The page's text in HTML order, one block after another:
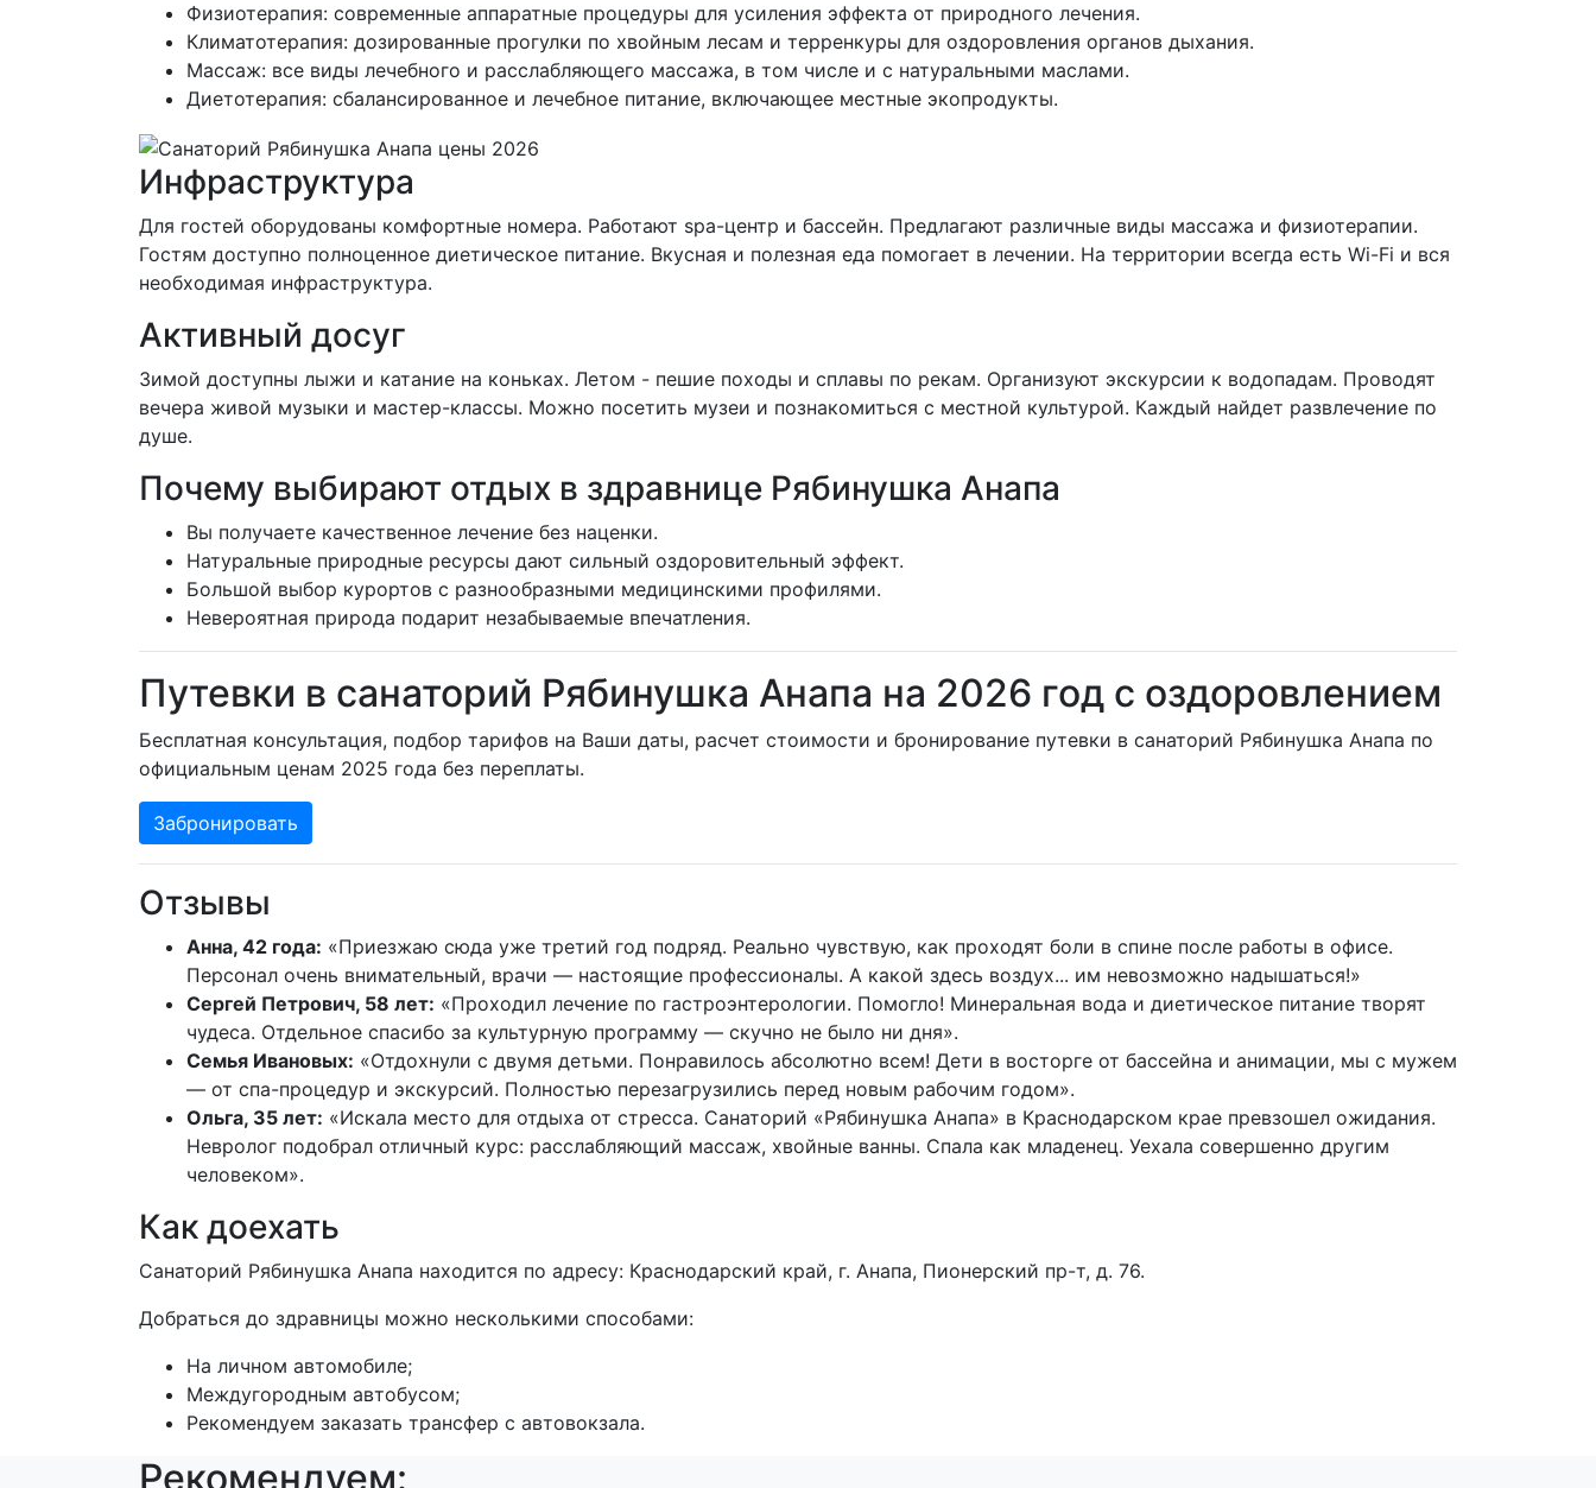
Физиотерапия: современные аппаратные процедуры для усиления эффекта от природного лечения.
Климатотерапия: дозированные прогулки по хвойным лесам и терренкуры для оздоровления органов дыхания.
Массаж: все виды лечебного и расслабляющего массажа, в том числе и с натуральными маслами.
Диетотерапия: сбалансированное и лечебное питание, включающее местные экопродукты.
Инфраструктура
Для гостей оборудованы комфортные номера. Работают spa-центр и бассейн. Предлагают различные виды массажа и физиотерапии.
Гостям доступно полноценное диетическое питание. Вкусная и полезная еда помогает в лечении. На территории всегда есть Wi-Fi и вся
необходимая инфраструктура.
Активный досуг
Зимой доступны лыжи и катание на коньках. Летом - пешие походы и сплавы по рекам. Организуют экскурсии к водопадам. Проводят
вечера живой музыки и мастер-классы. Можно посетить музеи и познакомиться с местной культурой. Каждый найдет развлечение по
душе.
Почему выбирают отдых в здравнице Рябинушка Анапа
Вы получаете качественное лечение без наценки.
Натуральные природные ресурсы дают сильный оздоровительный эффект.
Большой выбор курортов с разнообразными медицинскими профилями.
Невероятная природа подарит незабываемые впечатления.
Путевки в санаторий Рябинушка Анапа на 2026 год с оздоровлением
Бесплатная консультация, подбор тарифов на Ваши даты, расчет стоимости и бронирование путевки в санаторий Рябинушка Анапа по
официальным ценам 2025 года без переплаты.
Забронировать
Отзывы
Анна, 42 года: «Приезжаю сюда уже третий год подряд. Реально чувствую, как проходят боли в спине после работы в офисе.
Персонал очень внимательный, врачи — настоящие профессионалы. А какой здесь воздух... им невозможно надышаться!»
Сергей Петрович, 58 лет: «Проходил лечение по гастроэнтерологии. Помогло! Минеральная вода и диетическое питание творят
чудеса. Отдельное спасибо за культурную программу — скучно не было ни дня».
Семья Ивановых: «Отдохнули с двумя детьми. Понравилось абсолютно всем! Дети в восторге от бассейна и анимации, мы с мужем
— от спа-процедур и экскурсий. Полностью перезагрузились перед новым рабочим годом».
Ольга, 35 лет: «Искала место для отдыха от стресса. Санаторий «Рябинушка Анапа» в Краснодарском крае превзошел ожидания.
Невролог подобрал отличный курс: расслабляющий массаж, хвойные ванны. Спала как младенец. Уехала совершенно другим
человеком».
Как доехать
Санаторий Рябинушка Анапа находится по адресу: Краснодарский край, г. Анапа, Пионерский пр-т, д. 76.
Добраться до здравницы можно несколькими способами:
На личном автомобиле;
Междугородным автобусом;
Рекомендуем заказать трансфер с автовокзала.
Рекомендуем: